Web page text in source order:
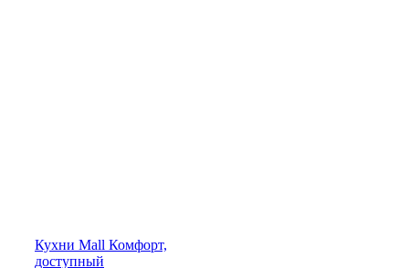
Кухни Mall Комфорт,
доступный